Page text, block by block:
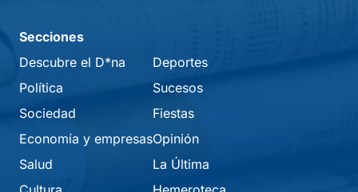
Secciones
Descubre el D*na
Política
Sociedad
Economía y empresas
Salud
Deportes
Sucesos
Fiestas
Opinión
La Última